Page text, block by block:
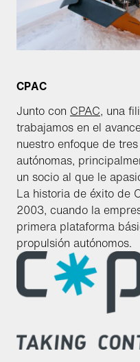
CPAC
Junto con CPAC, una
trabajamos en el
nuestro enfoque de
autónomas,
un socio al que le
La historia de éxito de
2003, cuando la
primera plataforma
propulsión autónomos.